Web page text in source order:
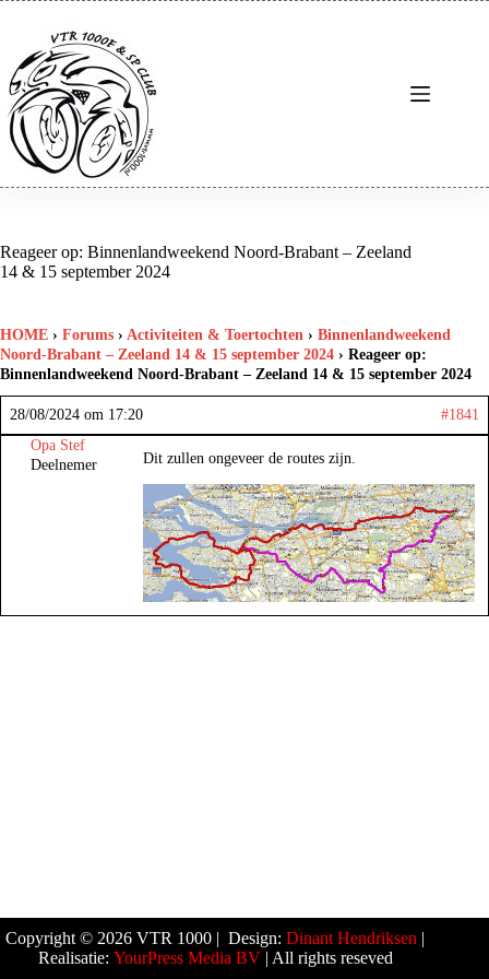
inhoud
Reageer op: Binnenlandweekend Noord-Brabant – Zeeland
14 & 15 september 2024
HOME › Forums › Activiteiten & Toertochten › Binnenlandweekend
Noord-Brabant – Zeeland 14 & 15 september 2024 › Reageer op:
Binnenlandweekend Noord-Brabant – Zeeland 14 & 15 september 2024
28/08/2024 om 17:20
#1841
Opa Stef
Deelnemer
Dit zullen ongeveer de routes zijn.
Copyright © 2026 VTR 1000 | Design:Dinant Hendriksen |
Realisatie: YourPress Media BV| All rights reseved